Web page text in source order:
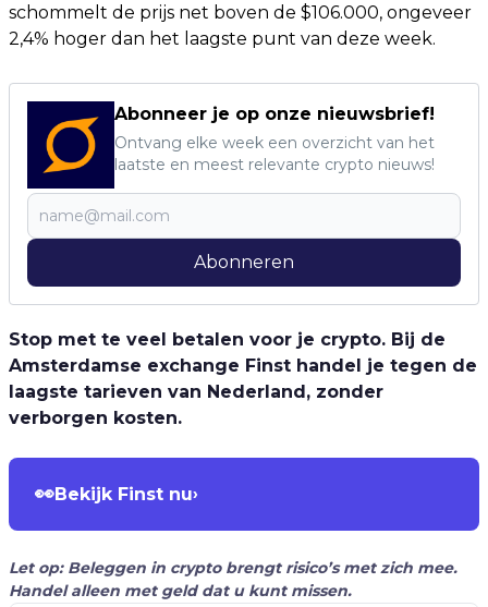
schommelt de prijs net boven de $106.000, ongeveer
2,4% hoger dan het laagste punt van deze week.
Abonneer je op onze nieuwsbrief!
Ontvang elke week een overzicht van het
laatste en meest relevante crypto nieuws!
Abonneren
Stop met te veel betalen voor je crypto. Bij de
Amsterdamse exchange Finst handel je tegen de
laagste tarieven van Nederland, zonder
verborgen kosten.
👀Bekijk Finst nu›
Let op: Beleggen in crypto brengt risico’s met zich mee.
Handel alleen met geld dat u kunt missen.